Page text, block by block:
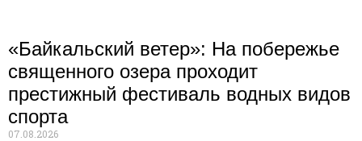
«Байкальский ветер»: На побережье
священного озера проходит
престижный фестиваль водных видов
спорта
07.08.2026